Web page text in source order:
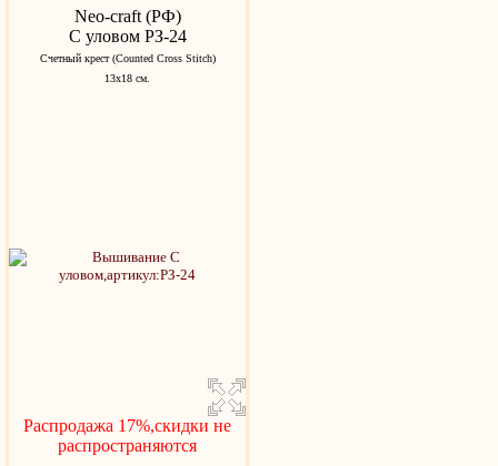
Neo-craft (РФ)
С уловом РЗ-24
Счетный крест (Counted Cross Stitch)
13х18 см.
Распродажа 17%,скидки не
распространяются